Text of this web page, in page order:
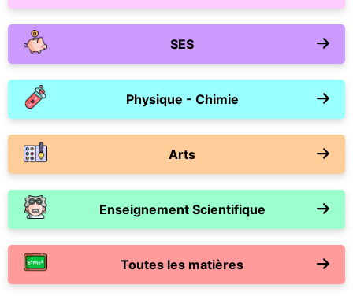
SES
Physique - Chimie
Arts
Enseignement Scientifique
Toutes les matières